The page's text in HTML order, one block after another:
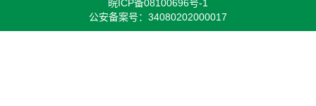
皖ICP备08100696号-1
公安备案号：34080202000017